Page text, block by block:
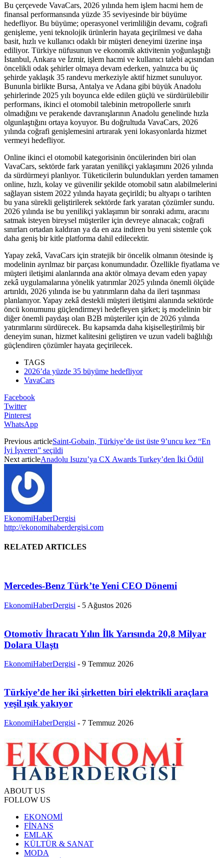
Bu çerçevede VavaCars, 2026 yılında hem işlem hacmi hem de
finansal performansında yüzde 35 seviyesinde bir büyüme
hedefliyor. Bu büyüme; operasyonel verimliliğin devamı, coğrafi
genişleme, yeni teknolojik ürünlerin hayata geçirilmesi ve daha
basit, hızlı ve kullanıcı odaklı bir müşteri deneyimi üzerine inşa
ediliyor. Türkiye nüfusunun ve ekonomik aktivitenin yoğunlaştığı
İstanbul, Ankara ve İzmir, işlem hacmi ve kullanıcı talebi açısından
öncelikli odak şehirler olmaya devam ederken, yalnızca bu üç
şehirde yaklaşık 35 randevu merkeziyle aktif hizmet sunuluyor.
Bununla birlikte Bursa, Antalya ve Adana gibi büyük Anadolu
şehirlerinde 2025 yılı boyunca elde edilen güçlü ve sürdürülebilir
performans, ikinci el otomobil talebinin metropollerle sınırlı
olmadığını ve perakende davranışlarının Anadolu genelinde hızla
olgunlaştığını ortaya koyuyor. Bu doğrultuda VavaCars, 2026
yılında coğrafi genişlemesini artırarak yeni lokasyonlarda hizmet
vermeyi hedefliyor.
Online ikinci el otomobil kategorisinin öncülerinden biri olan
VavaCars, sektörde fark yaratan yenilikçi yaklaşımını 2026 yılında
da sürdürmeyi planlıyor. Tüketicilerin bulundukları yerden tamamen
online, hızlı, kolay ve güvenilir şekilde otomobil satın alabilmelerini
sağlayan sistem 2022 yılında hayata geçirildi; bu altyapı o tarihten
bu yana sürekli geliştirilerek sektörde fark yaratan çözümler sundu.
2026 yılında ise bu yenilikçi yaklaşımın bir sonraki adımı, aracını
satmak isteyen bireysel müşteriler için devreye alınacak; coğrafi
sınırları ortadan kaldıran ya da en aza indiren bu yeni sistemle çok
daha geniş bir kitle platforma dahil edilecektir.
Yapay zekâ, VavaCars için stratejik bir öncelik olmanın ötesinde iş
modelinin ayrılmaz bir parçası konumundadır. Özellikle fiyatlama ve
müşteri iletişimi alanlarında ana aktör olmaya devam eden yapay
zekâ uygulamalarına yönelik yatırımlar 2025 yılında önemli ölçüde
artırıldı, 2026 yılında ise bu yatırımların daha da ileri taşınması
planlanıyor. Yapay zekâ destekli müşteri iletişimi alanında sektörde
öncü konumunu güçlendirmeyi hedefleyen şirket; iş modelinin bir
diğer önemli paydaşı olan B2B müşteriler için de 2026 yılında
yatırımlarını sürdürecek. Bu kapsamda daha kişiselleştirilmiş bir
deneyim sunan, hizmet kalitesini geliştiren ve uzun vadeli bağlılığı
güçlendiren çözümler hayata geçirilecek.
TAGS
2026’da yüzde 35 büyüme hedefliyor
VavaCars
Facebook
Twitter
Pinterest
WhatsApp
Previous articleSaint-Gobain, Türkiye’de üst üste 9’uncu kez “En
İyi İşveren” seçildi
Next articleAnadolu Isuzu’ya CX Awards Turkey’den İki Ödül
EkonomiHaberDergisi
http://ekonomihaberdergisi.com
RELATED ARTICLES
Mercedes-Benz Türk’te Yeni CEO Dönemi
EkonomiHaberDergisi - 5 Ağustos 2026
Otomotiv İhracatı Yılın İlk Yarısında 20,8 Milyar
Dolara Ulaştı
EkonomiHaberDergisi - 9 Temmuz 2026
Türkiye’de her iki şirketten biri elektrikli araçlara
yeşil ışık yakıyor
EkonomiHaberDergisi - 7 Temmuz 2026
ABOUT US
FOLLOW US
EKONOMİ
FİNANS
EMLAK
KÜLTÜR & SANAT
MODA